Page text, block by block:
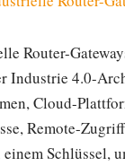
Router-
Industrie 4.0-
Cloud-
Remote-
Schlüssel,